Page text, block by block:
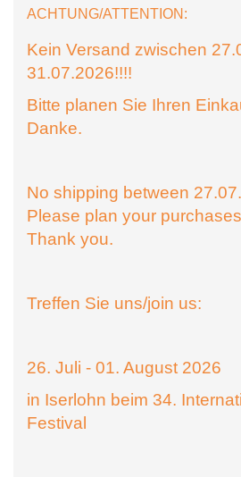
ACHTUNG/ATTENTION:
Kein Versand zwischen
31.07.2026!!!!
Bitte planen Sie Ihren
Danke.
No shipping between
Please plan your
Thank you.
Treffen Sie uns/join us:
26. Juli - 01. August 2026
in Iserlohn beim 34.
Festival